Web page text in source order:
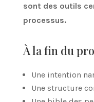
sont des outils
processus.
À la fin du
Une intention
Une structure